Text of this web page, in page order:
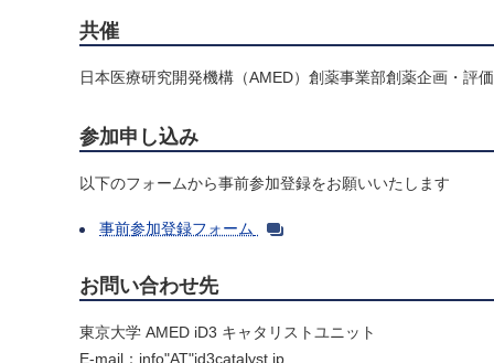
共催
日本医療研究開発機構（AMED）創薬事業部創薬企画・評
参加申し込み
以下のフォームから事前参加登録をお願いいたします
事前参加登録フォーム
お問い合わせ先
東京大学 AMED iD3 キャタリストユニット
E-mail：info"AT"id3catalyst.jp